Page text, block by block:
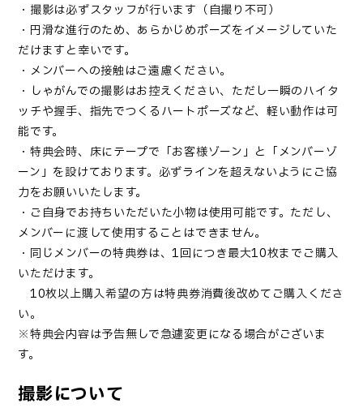
・撮影は必ずスタッフが行います（自撮り不可）
・円滑な進行のため、あらかじめポーズをイメージしていた
だけますと幸いです。
・メンバーへの接触はご遠慮ください。
・しゃがんでの撮影はお控えください、ただし一瞬のハイタ
ッチや握手、指先でつくるハートポーズなど、軽い動作は可
能です。
・特典会時、床にテープで「お客様ゾーン」と「メンバーゾ
ーン」を設けております。必ずラインを超えないようにご協
力をお願いいたします。
・ご自身でお持ちいただいた小物は使用可能です。ただし、
メンバーに渡して使用することはできません。
・同じメンバーの特典券は、1回につき最大10枚までご購入
いただけます。
10枚以上購入希望の方は特典券消費後改めてご購入くださ
い。
※特典会内容は予告無しで急遽変更になる場合がございま
す。
撮影について